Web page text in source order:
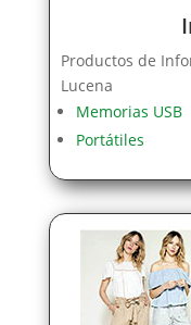
Productos de
Lucena
Memorias USB
Portátiles